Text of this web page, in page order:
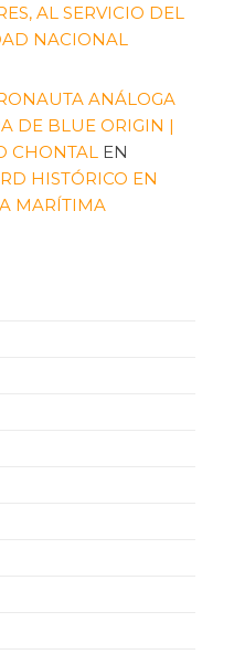
AL SERVICIO DEL
NACIONAL
ANÁLOGA
DE BLUE ORIGIN |
CHONTAL EN
HISTÓRICO EN
MARÍTIMA